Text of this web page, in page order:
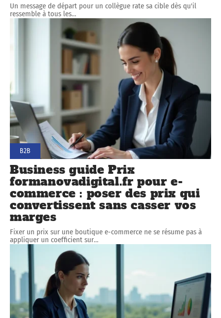
Un message de départ pour un collègue rate sa cible dès qu'il
ressemble à tous les…
B2B
Business guide Prix
formanovadigital.fr pour e-
commerce : poser des prix qui
convertissent sans casser vos
marges
Fixer un prix sur une boutique e-commerce ne se résume pas à
appliquer un coefficient sur…